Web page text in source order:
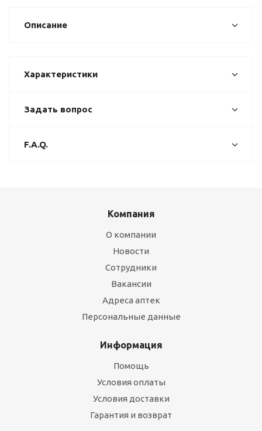
Описание
Характеристики
Задать вопрос
F.A.Q.
Компания
О компании
Новости
Сотрудники
Вакансии
Адреса аптек
Персональные данные
Информация
Помощь
Условия оплаты
Условия доставки
Гарантия и возврат